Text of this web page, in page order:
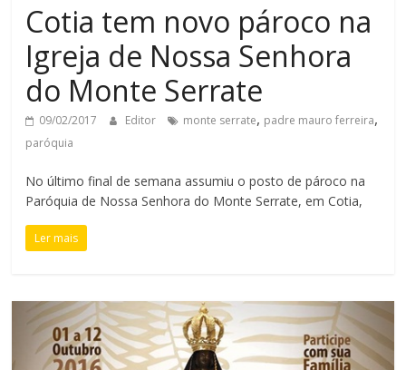
Cotia tem novo pároco na
Igreja de Nossa Senhora
do Monte Serrate
09/02/2017 Editor monte serrate, padre mauro ferreira,
paróquia
No último final de semana assumiu o posto de pároco na
Paróquia de Nossa Senhora do Monte Serrate, em Cotia,
Ler mais